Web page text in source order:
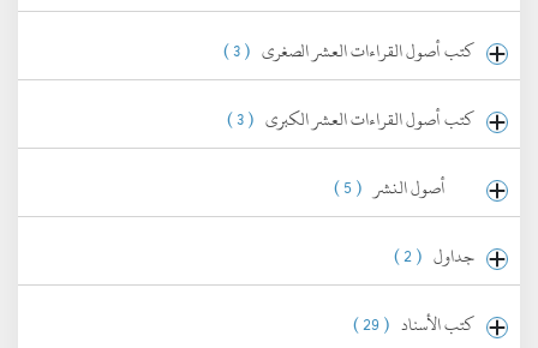
كتب أصول القراءات العشر الصغرى ( 3 )
كتب أصول القراءات العشر الكبرى ( 3 )
أصول النشر ( 5 )
جداول ( 2 )
كتب الأسناد ( 29 )